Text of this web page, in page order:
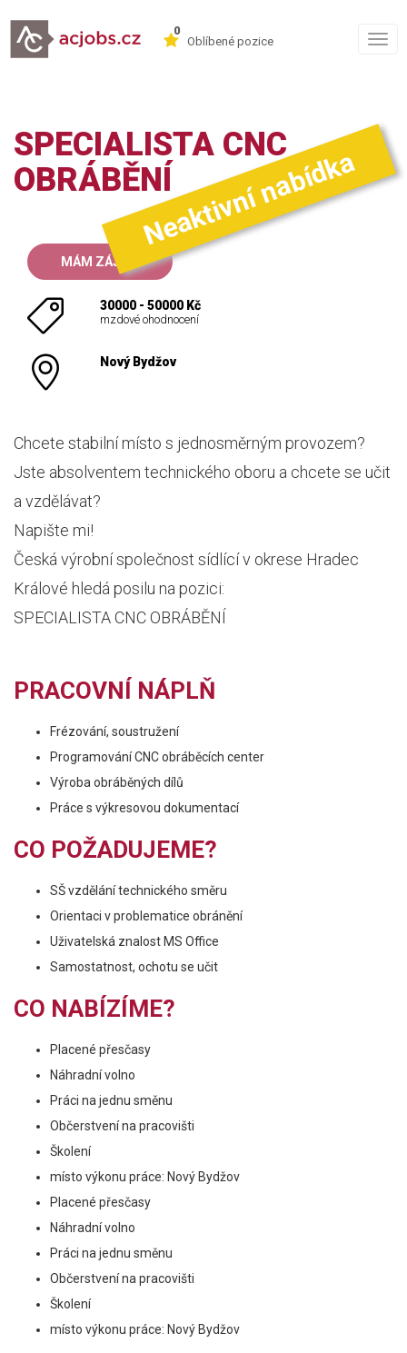
0
Oblíbené pozice
SPECIALISTA CNC
OBRÁBĚNÍNeaktivní nabídka
MÁM ZÁJEM
30000 - 50000 Kč
mzdové ohodnocení
Nový Bydžov
Chcete stabilní místo s jednosměrným provozem?
Jste absolventem technického oboru a chcete se učit
a vzdělávat?
Napište mi!
Česká výrobní společnost sídlící v okrese Hradec
Králové hledá posilu na pozici:
SPECIALISTA CNC OBRÁBĚNÍ
PRACOVNÍ NÁPLŇ
Frézování, soustružení
Programování CNC obráběcích center
Výroba obráběných dílů
Práce s výkresovou dokumentací
CO POŽADUJEME?
SŠ vzdělání technického směru
Orientaci v problematice obránění
Uživatelská znalost MS Office
Samostatnost, ochotu se učit
CO NABÍZÍME?
Placené přesčasy
Náhradní volno
Práci na jednu směnu
Občerstvení na pracovišti
Školení
místo výkonu práce: Nový Bydžov
Placené přesčasy
Náhradní volno
Práci na jednu směnu
Občerstvení na pracovišti
Školení
místo výkonu práce: Nový Bydžov